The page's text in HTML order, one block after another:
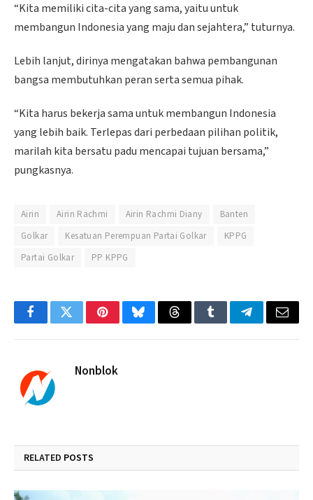
“Kita memiliki cita-cita yang sama, yaitu untuk
membangun Indonesia yang maju dan sejahtera,” tuturnya.
Lebih lanjut, dirinya mengatakan bahwa pembangunan
bangsa membutuhkan peran serta semua pihak.
“Kita harus bekerja sama untuk membangun Indonesia
yang lebih baik. Terlepas dari perbedaan pilihan politik,
marilah kita bersatu padu mencapai tujuan bersama,”
pungkasnya.
Airin Airin Rachmi Airin Rachmi Diany
Banten
Golkar
Kesatuan Perempuan Partai Golkar
KPPG
Partai Golkar
PP KPPG
FacebookTwitterPinterestBlueskyThreadsTumblrTelegramEmail
Nonblok
RELATED POSTS